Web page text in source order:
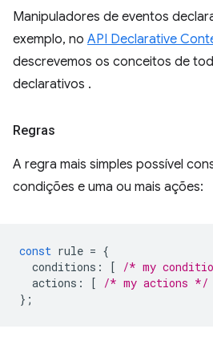
Manipuladores de eventos
exemplo, no API Declarative
descrevemos os conceitos de
declarativos .
Regras
A regra mais simples possível
condições e uma ou mais ações:
const rule = {
conditions : [ /* my
actions : [ /* my actions */
};